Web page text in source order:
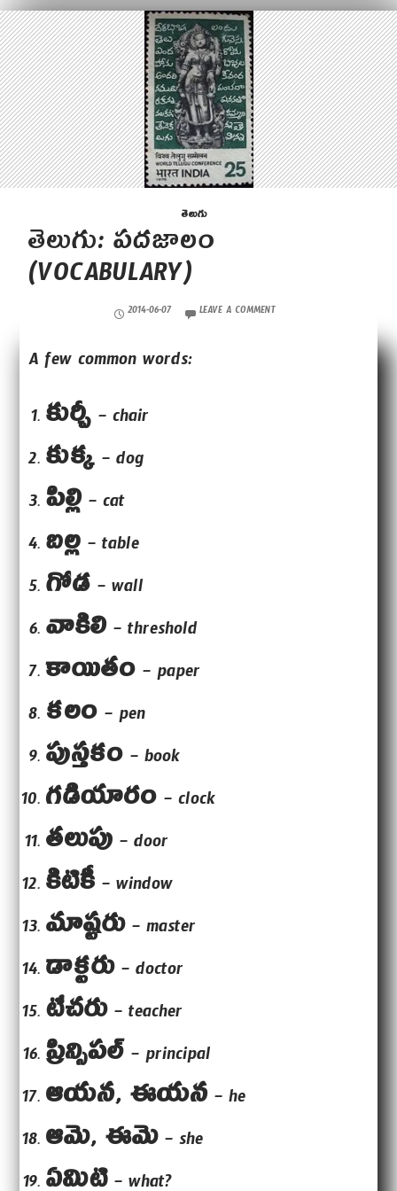
తెలుగు
తెలుగు: పదజాలం
(VOCABULARY)
2014-06-07 LEAVE A COMMENT
A few common words:
కుర్చీ – chair
కుక్క – dog
పిల్లి – cat
బల్ల – table
గోడ – wall
వాకిలి – threshold
కాయితం – paper
కలం – pen
పుస్తకం – book
గడియారం – clock
తలుపు – door
కిటికీ – window
మాష్టరు – master
డాక్టరు – doctor
టీచరు – teacher
ప్రిన్సిపల్ – principal
ఆయన, ఈయన – he
ఆమె, ఈమె – she